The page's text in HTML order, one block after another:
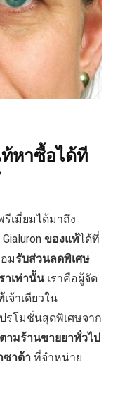
หาซื้อได้ที
เมี่ยมได้มาถึง
ของแท้ได้ที่
มรับส่วนลดพิเศษ
าเท่านั้นเราคือผู้จัด
เจ้าเดียวใน
ปรโมชั่นสุดพิเศษจาก
ามร้านขายยาทั่วไป
ซาด้า ที่จำหน่าย